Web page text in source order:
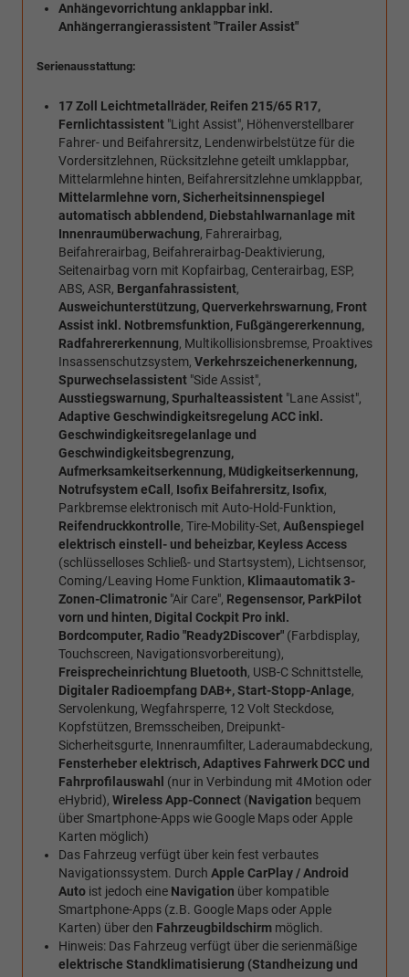
Anhängevorrichtung anklappbar inkl.
Anhängerrangierassistent "Trailer Assist"
Serienausstattung:
17 Zoll Leichtmetallräder, Reifen 215/65 R17,
Fernlichtassistent "Light Assist", Höhenverstellbarer
Fahrer- und Beifahrersitz, Lendenwirbelstütze für die
Vordersitzlehnen, Rücksitzlehne geteilt umklappbar,
Mittelarmlehne hinten, Beifahrersitzlehne umklappbar,
Mittelarmlehne vorn, Sicherheitsinnenspiegel
automatisch abblendend, Diebstahlwarnanlage mit
Innenraumüberwachung, Fahrerairbag,
Beifahrerairbag, Beifahrerairbag-Deaktivierung,
Seitenairbag vorn mit Kopfairbag, Centerairbag, ESP,
ABS, ASR, Berganfahrassistent,
Ausweichunterstützung, Querverkehrswarnung, Front
Assist inkl. Notbremsfunktion, Fußgängererkennung,
Radfahrererkennung, Multikollisionsbremse, Proaktives
Insassenschutzsystem, Verkehrszeichenerkennung,
Spurwechselassistent "Side Assist",
Ausstiegswarnung, Spurhalteassistent "Lane Assist",
Adaptive Geschwindigkeitsregelung ACC inkl.
Geschwindigkeitsregelanlage und
Geschwindigkeitsbegrenzung,
Aufmerksamkeitserkennung, Müdigkeitserkennung,
Notrufsystem eCall , Isofix Beifahrersitz, Isofix,
Parkbremse elektronisch mit Auto-Hold-Funktion,
Reifendruckkontrolle, Tire-Mobility-Set, Außenspiegel
elektrisch einstell- und beheizbar, Keyless Access
(schlüsselloses Schließ- und Startsystem), Lichtsensor,
Coming/Leaving Home Funktion, Klimaautomatik 3-
Zonen-Climatronic "Air Care", Regensensor, ParkPilot
vorn und hinten, Digital Cockpit Pro inkl.
Bordcomputer, Radio"Ready2Discover" (Farbdisplay,
Touchscreen, Navigationsvorbereitung),
Freisprecheinrichtung Bluetooth, USB-C Schnittstelle,
Digitaler Radioempfang DAB+, Start-Stopp-Anlage,
Servolenkung, Wegfahrsperre, 12 Volt Steckdose,
Kopfstützen, Bremsscheiben, Dreipunkt-
Sicherheitsgurte, Innenraumfilter, Laderaumabdeckung,
Fensterheber elektrisch, Adaptives Fahrwerk DCC und
Fahrprofilauswahl (nur in Verbindung mit 4Motion oder
eHybrid), Wireless App-Connect (Navigation bequem
über Smartphone-Apps wie Google Maps oder Apple
Karten möglich)
Das Fahrzeug verfügt über kein fest verbautes
Navigationssystem. Durch Apple CarPlay / Android
Auto ist jedoch eine Navigation über kompatible
Smartphone-Apps (z.B. Google Maps oder Apple
Karten) über den Fahrzeugbildschirm möglich.
Hinweis: Das Fahrzeug verfügt über die serienmäßige
elektrische Standklimatisierung (Standheizung und